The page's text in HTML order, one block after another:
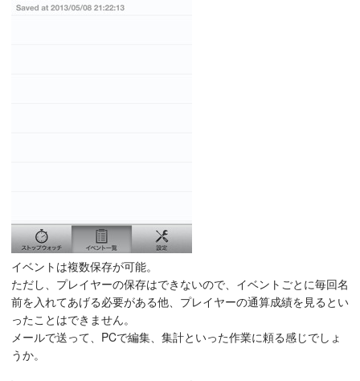
イベントは複数保存が可能。
ただし、プレイヤーの保存はできないので、イベントごとに毎回名
前を入れてあげる必要がある他、プレイヤーの通算成績を見るとい
ったことはできません。
メールで送って、PCで編集、集計といった作業に頼る感じでしょ
うか。